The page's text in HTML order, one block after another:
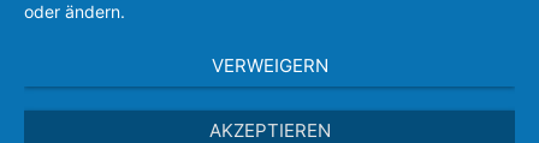
oder ändern.
VERWEIGERN
AKZEPTIEREN